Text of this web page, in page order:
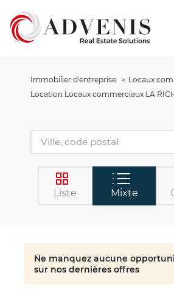
Immobilier d'entreprise Locaux
Location Locaux commerciaux LA
Liste Mixte
Ne manquez aucune
sur nos dernières offres